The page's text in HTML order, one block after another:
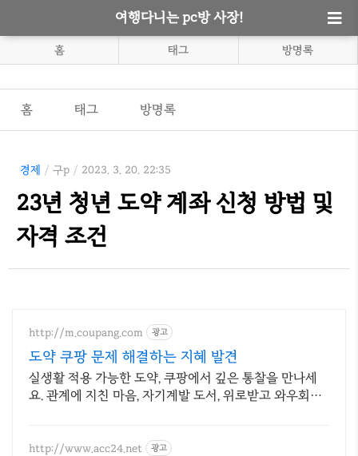
여행다니는 pc방 사장!
홈 태그 방명록
홈 태그 방명록
경제 / 구p / 2023. 3. 20. 22:35
23년 청년 도약 계좌 신청 방법 및
자격 조건
http://m.coupang.com 광고
도약 쿠팡 문제 해결하는 지혜 발견
실생활 적용 가능한 도약, 쿠팡에서 깊은 통찰을 만나세
요. 관계에 지친 마음, 자기계발 도서, 위로받고 와우회원
http://www.acc24.net 광고